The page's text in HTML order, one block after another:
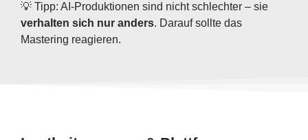
💡 Tipp: AI-Produktionen sind nicht schlechter – sie
verhalten sich nur anders. Darauf sollte das
Mastering reagieren.